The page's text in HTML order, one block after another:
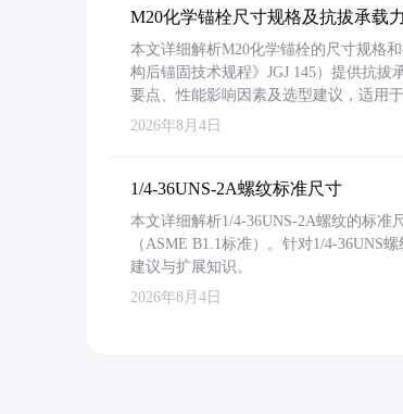
M20化学锚栓尺寸规格及抗拔承载
本文详细解析M20化学锚栓的尺寸规格
构后锚固技术规程》JGJ 145）提供抗
要点、性能影响因素及选型建议，适用
2026年8月4日
1/4-36UNS-2A螺纹标准尺寸
本文详细解析1/4-36UNS-2A螺纹的标
（ASME B1.1标准）。针对1/4-36UNS
建议与扩展知识。
2026年8月4日